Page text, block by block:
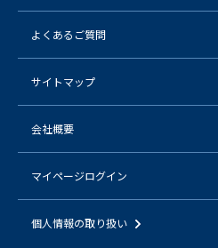
よくあるご質問
サイトマップ
会社概要
マイページログイン
個人情報の取り扱い